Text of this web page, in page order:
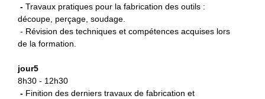
- Travaux pratiques pour la fabrication des outils :
découpe, perçage, soudage.
- Révision des techniques et compétences acquises lors
de la formation.
jour5
8h30 - 12h30
- Finition des derniers travaux de fabrication et